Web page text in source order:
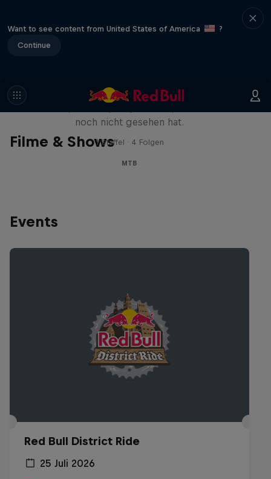
Want to see content from United States of America
?
Continue
Filme & Shows
Jones
noch nicht gesehen hat.
1 Staffel · 4 Folgen
MTB
Events
Red Bull District Ride
25 Juli 2026